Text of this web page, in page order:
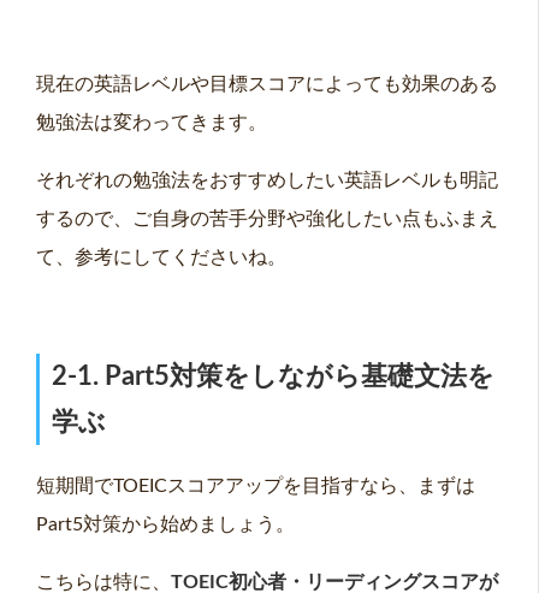
現在の英語レベルや目標スコアによっても効果のある
勉強法は変わってきます。
それぞれの勉強法をおすすめしたい英語レベルも明記
するので、ご自身の苦手分野や強化したい点もふまえ
て、参考にしてくださいね。
2-1. Part5対策をしながら基礎文法を
学ぶ
短期間でTOEICスコアアップを目指すなら、まずは
Part5対策から始めましょう。
こちらは特に、 TOEIC初心者・リーディングスコアが